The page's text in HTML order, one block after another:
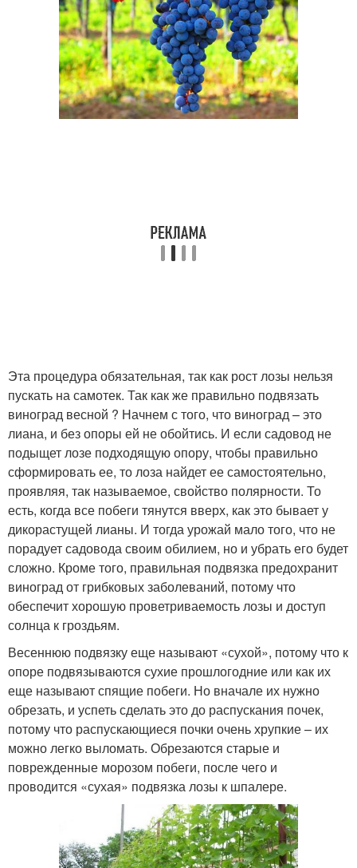
Эта процедура обязательная, так как рост лозы нельзя
пускать на самотек. Так как же правильно подвязать
виноград весной ? Начнем с того, что виноград – это
лиана, и без опоры ей не обойтись. И если садовод не
подыщет лозе подходящую опору, чтобы правильно
сформировать ее, то лоза найдет ее самостоятельно,
проявляя, так называемое, свойство полярности. То
есть, когда все побеги тянутся вверх, как это бывает у
дикорастущей лианы. И тогда урожай мало того, что не
порадует садовода своим обилием, но и убрать его будет
сложно. Кроме того, правильная подвязка предохранит
виноград от грибковых заболеваний, потому что
обеспечит хорошую проветриваемость лозы и доступ
солнца к гроздьям.
Весеннюю подвязку еще называют «сухой», потому что к
опоре подвязываются сухие прошлогодние или как их
еще называют спящие побеги. Но вначале их нужно
обрезать, и успеть сделать это до распускания почек,
потому что распускающиеся почки очень хрупкие – их
можно легко выломать. Обрезаются старые и
поврежденные морозом побеги, после чего и
проводится «сухая» подвязка лозы к шпалере.